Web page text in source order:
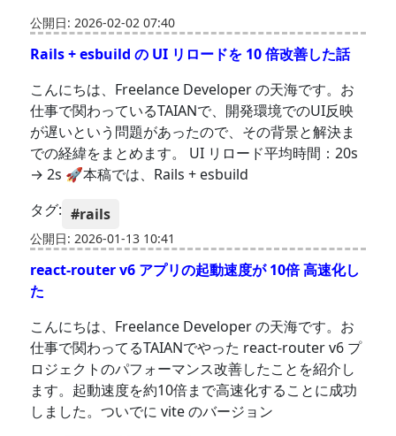
公開日: 2026-02-02 07:40
Rails + esbuild の UI リロードを 10 倍改善した話
こんにちは、Freelance Developer の天海です。お
仕事で関わっているTAIANで、開発環境でのUI反映
が遅いという問題があったので、その背景と解決ま
での経緯をまとめます。 UI リロード平均時間：20s
→ 2s 🚀本稿では、Rails + esbuild
タグ: #rails
公開日: 2026-01-13 10:41
react-router v6 アプリの起動速度が 10倍 高速化し
た
こんにちは、Freelance Developer の天海です。お
仕事で関わってるTAIANでやった react-router v6 プ
ロジェクトのパフォーマンス改善したことを紹介し
ます。起動速度を約10倍まで高速化することに成功
しました。ついでに vite のバージョン